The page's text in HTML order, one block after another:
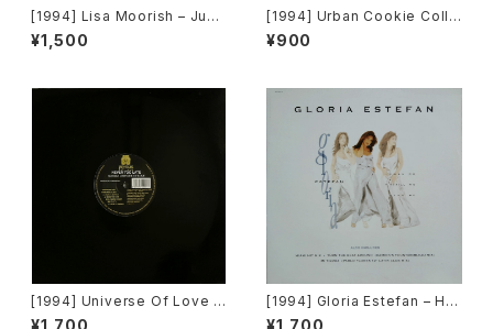
[1994] Lisa Moorish – Just
The Way It Is [Go!Beat]
¥1,500
[1994] Urban Cookie Colle
ctive – Bring It On Home [P
ulse-8 Records]
¥900
[1994] Universe Of Love –
Never Too Late [Animus R
¥1,700
[1994] Gloria Estefan – Hol
d Me, Thrill Me, Kiss Me [E
¥1,700